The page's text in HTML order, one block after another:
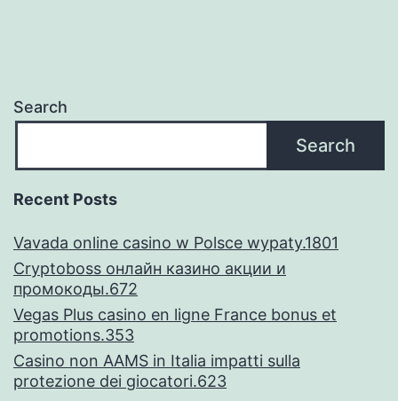
Search
Search
Recent Posts
Vavada online casino w Polsce wypaty.1801
Cryptoboss онлайн казино акции и
промокоды.672
Vegas Plus casino en ligne France bonus et
promotions.353
Casino non AAMS in Italia impatti sulla
protezione dei giocatori.623